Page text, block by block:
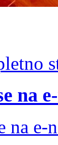
na
na e-